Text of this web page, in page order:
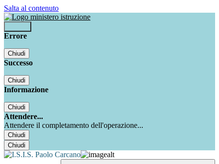
Salta al contenuto
Errore
Chiudi
Successo
Chiudi
Informazione
Chiudi
Attendere...
Attendere il completamento dell'operazione...
Chiudi
Chiudi